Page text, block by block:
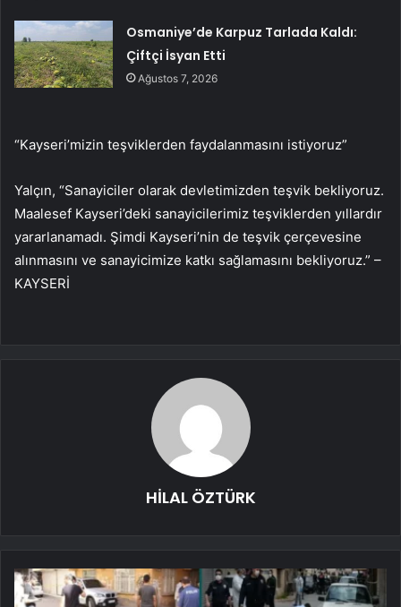
Osmaniye’de Karpuz Tarlada Kaldı:
Çiftçi İsyan Etti
Ağustos 7, 2026
“Kayseri’mizin teşviklerden faydalanmasını istiyoruz”
Yalçın, “Sanayiciler olarak devletimizden teşvik bekliyoruz.
Maalesef Kayseri’deki sanayicilerimiz teşviklerden yıllardır
yararlanamadı. Şimdi Kayseri’nin de teşvik çerçevesine
alınmasını ve sanayicimize katkı sağlamasını bekliyoruz.” –
KAYSERİ
HİLAL ÖZTÜRK